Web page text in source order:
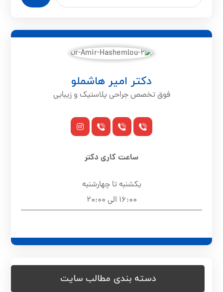
دکتر امیر هاشملو
فوق تخصص جراحی پلاستیک و زیبایی
ساعت کاری دکتر
یکشنبه تا چهارشنبه
16:00 الی 20:00
دسته بندی مطالب سایت